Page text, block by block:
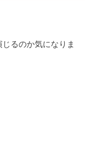
るのか気になりま